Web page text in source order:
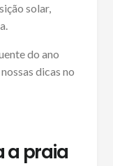
solar,
do ano
dicas no
a praia